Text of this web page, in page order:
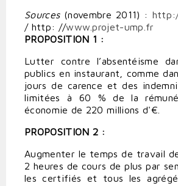
Sources(novembre 2011) :
/ http: //www.projet-ump.fr
PROPOSITION 1 :
Lutter contre l’absentéisme
publics en instaurant, comme
jours de carence et des
limitées à 60 % de la
économie de 220 millions d'€.
PROPOSITION 2 :
Augmenter le temps de travail
2 heures de cours de plus par
les certifiés et tous les